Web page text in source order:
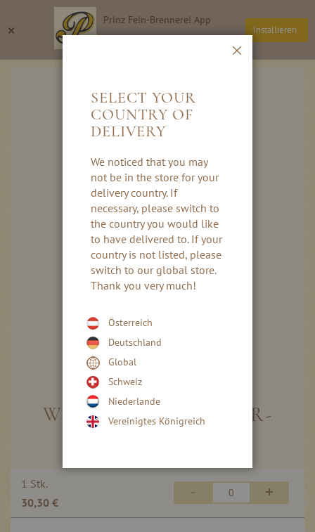
× Prinz Fein-Brennerei App
Installieren
Inhalt
Suche
beginningWILDER STACHELBEER-
Produkte
Artikel
1 Stk.
30,30 €
- +
SELECT YOUR
COUNTRY OF
DELIVERY
We noticed that you may
not be in the store for your
delivery country. If
necessary, please switch to
the country you would like
to have delivered to. If your
country is not listed, please
switch to our global store.
Thank you very much!
Österreich
Deutschland
Global
Schweiz
Niederlande
Vereinigtes Königreich